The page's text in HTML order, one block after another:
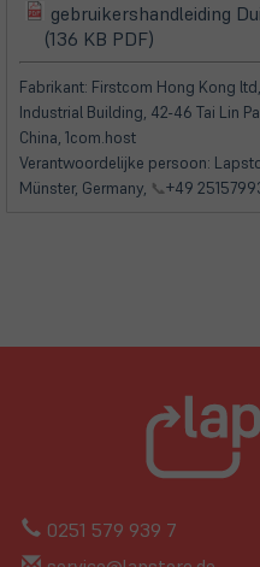
(öffnet
in
neuem
Tab)
gebruikershandleiding
(136 KB PDF)
in
neuem
Tab)
Fabrikant: Firstcom Hong Kong
Industrial Building, 42-46 Tai Lin
China, 1com.host
Verantwoordelijke persoon:
Münster, Germany, 📞+49
0251 579 939 7